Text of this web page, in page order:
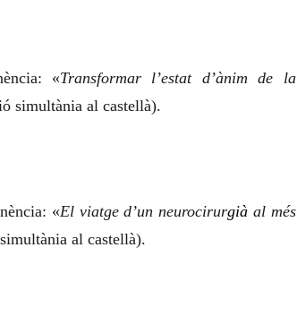
«Transformar l’estat d’ànim de la
simultània al castellà).
«El viatge d’un neurocirurgià al més
al castellà).